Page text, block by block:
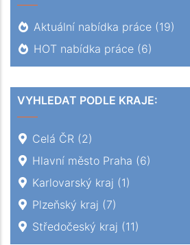
Aktuální nabídka práce (19)
HOT nabídka práce (6)
VYHLEDAT PODLE KRAJE:
Celá ČR (2)
Hlavní město Praha (6)
Karlovarský kraj (1)
Plzeňský kraj (7)
Středočeský kraj (11)